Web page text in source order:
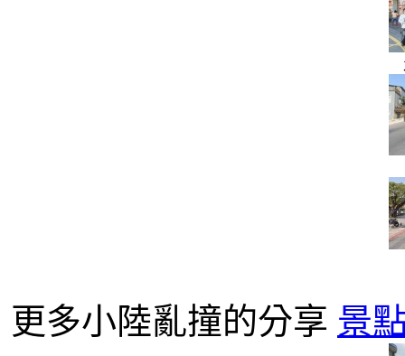
更多小陸亂撞的分享 景